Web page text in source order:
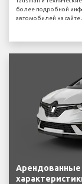
более подробной
автомобилей на сайте
Арендованные